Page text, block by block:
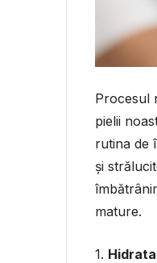
Procesul
pielii
rutina de
și
mature.
1.